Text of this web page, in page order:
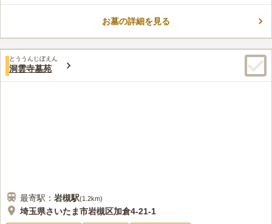
お墓の詳細を見る
とううんじぼえん
洞雲寺墓苑
最寄駅： 岩槻駅(1.2km)
埼玉県さいたま市岩槻区加倉4-21-1